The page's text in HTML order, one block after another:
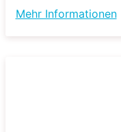
Mehr Informationen